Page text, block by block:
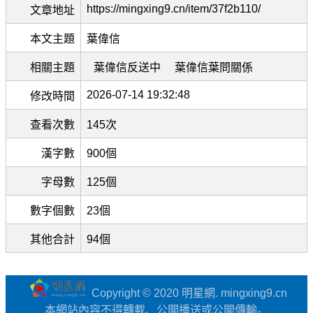
文章地址 https://mingxing9.cn/item/37f2b110/
本文主題 葉偉信
相關主題 葉偉信反送中 葉偉信葉問關係
修改時間 2026-07-14 19:32:48
查看次數 145次
漢字數 900個
字母數 125個
數字個數 23個
其他合計 94個
Copyright © 2020 明星網. mingxing9.cn
本網站內容不得轉載、公開播送或公開傳輸。